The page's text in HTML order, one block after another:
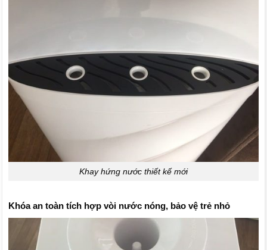
Khay hứng nước thiết kế mới
Khóa an toàn tích hợp vòi nước nóng, bảo vệ trẻ nhỏ